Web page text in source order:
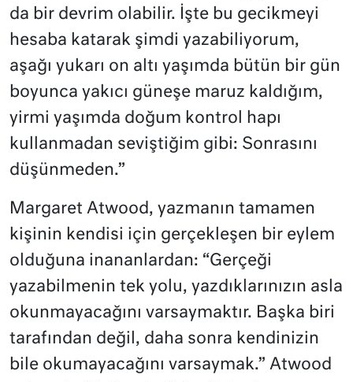
da bir devrim olabilir. İşte bu gecikmeyi
hesaba katarak şimdi yazabiliyorum,
aşağı yukarı on altı yaşımda bütün bir gün
boyunca yakıcı güneşe maruz kaldığım,
yirmi yaşımda doğum kontrol hapı
kullanmadan seviştiğim gibi: Sonrasını
düşünmeden.”
Margaret Atwood, yazmanın tamamen
kişinin kendisi için gerçekleşen bir eylem
olduğuna inananlardan: “Gerçeği
yazabilmenin tek yolu, yazdıklarınızın asla
okunmayacağını varsaymaktır. Başka biri
tarafından değil, daha sonra kendinizin
bile okumayacağını varsaymak.” Atwood